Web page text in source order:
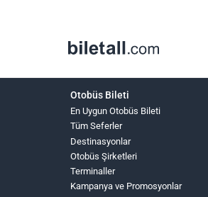
Otobüs Bileti
En Uygun Otobüs Bileti
Tüm Seferler
Destinasyonlar
Otobüs Şirketleri
Terminaller
Kampanya ve Promosyonlar